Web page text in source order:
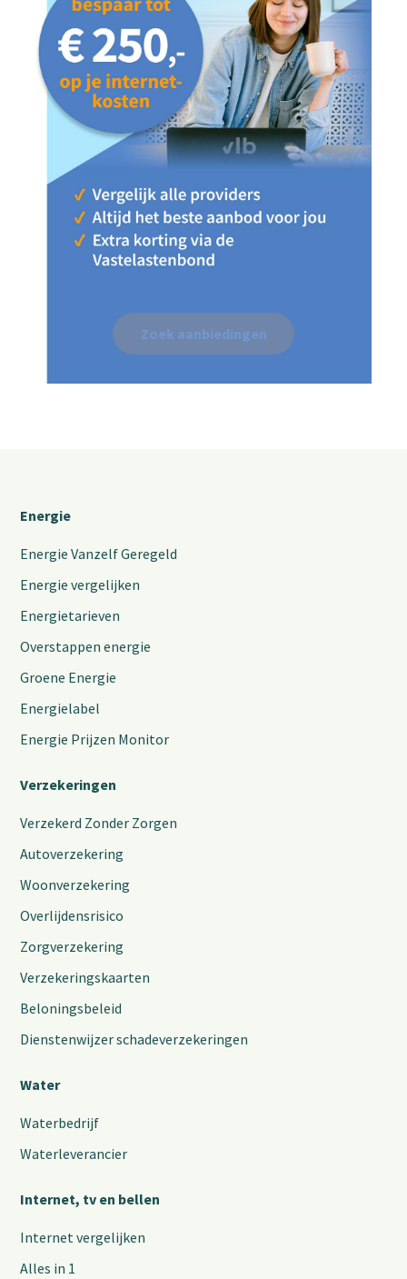
Zoek aanbiedingen
Energie
Energie Vanzelf Geregeld
Energie vergelijken
Energietarieven
Overstappen energie
Groene Energie
Energielabel
Energie Prijzen Monitor
Verzekeringen
Verzekerd Zonder Zorgen
Autoverzekering
Woonverzekering
Overlijdensrisico
Zorgverzekering
Verzekeringskaarten
Beloningsbeleid
Dienstenwijzer schadeverzekeringen
Water
Waterbedrijf
Waterleverancier
Internet, tv en bellen
Internet vergelijken
Alles in 1